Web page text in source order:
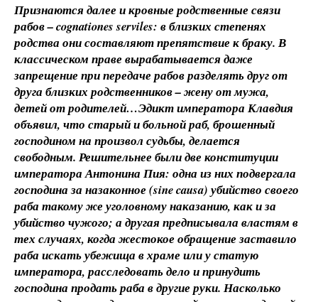
Признаются далее и кровные родственные связи
рабов – cognationes serviles: в близких степенях
родства они составляют препятствие к браку. В
классическом праве вырабатывается даже
запрещение при передаче рабов разделять друг от
друга близких родственников – жену от мужа,
детей от родителей…Эдикт императора Клавдия
объявил, что старый и больной раб, брошенный
господином на произвол судьбы, делается
свободным. Решительнее были две конституции
императора Антонина Пия: одна из них подвергала
господина за назаконное (sine causa) убийство своего
раба такому же уголовному наказанию, как и за
убийство чужого; а другая предписывала властям в
тех случаях, когда жестокое обращение заставило
раба искать убежища в храме или у статую
императора, расследовать дело и принудить
господина продать раба в другие руки. Насколько